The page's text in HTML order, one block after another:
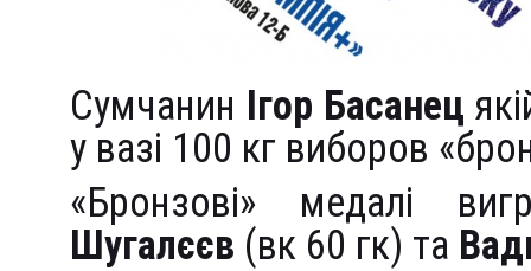
Сумчанин Ігор Басанец
у вазі 100 кг виборов
«Бронзові» медалі
Шугалєєв (вк 60 гк) та